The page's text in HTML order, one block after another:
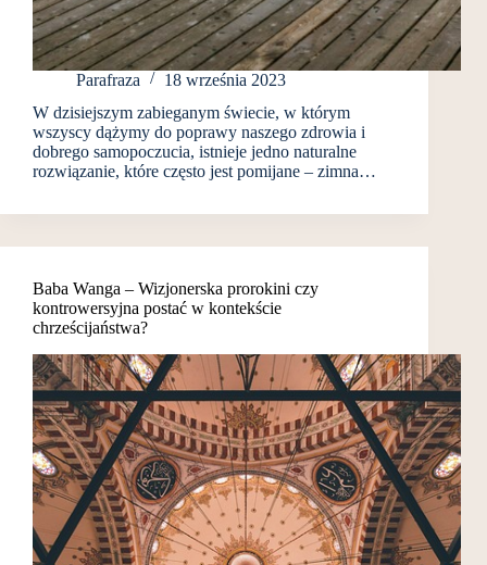
Parafraza
18 września 2023
W dzisiejszym zabieganym świecie, w którym
wszyscy dążymy do poprawy naszego zdrowia i
dobrego samopoczucia, istnieje jedno naturalne
rozwiązanie, które często jest pomijane – zimna…
Baba Wanga – Wizjonerska prorokini czy
kontrowersyjna postać w kontekście
chrześcijaństwa?